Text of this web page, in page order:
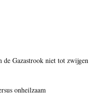
de Gazastrook niet tot zwijgen
onheilzaam